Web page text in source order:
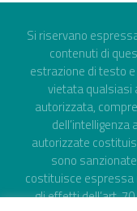
Si riservano
contenuti di
estrazione di testo e
vietata qualsiasi
autorizzata,
dell’intelligenza
autorizzate
sono
costituisce espressa
gli effetti dell’art.